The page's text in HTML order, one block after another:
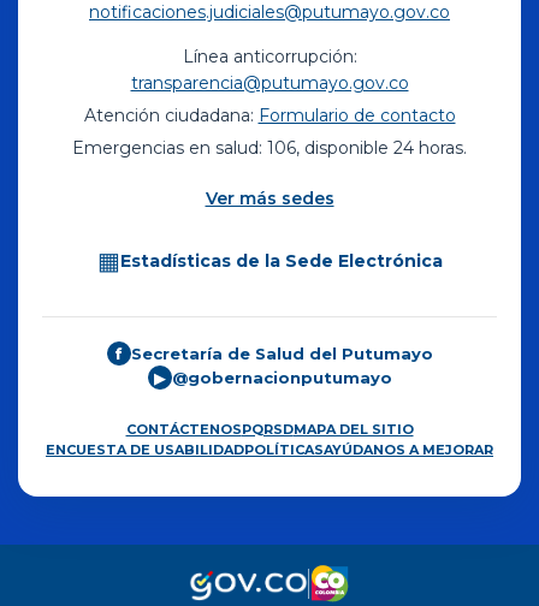
notificaciones.judiciales@putumayo.gov.co
Línea anticorrupción:
transparencia@putumayo.gov.co
Atención ciudadana: Formulario de contacto
Emergencias en salud: 106, disponible 24 horas.
Ver más sedes
▦Estadísticas de la Sede Electrónica
f Secretaría de Salud del Putumayo
▶ @gobernacionputumayo
CONTÁCTENOSPQRSDMAPA DEL SITIO
ENCUESTA DE USABILIDADPOLÍTICASAYÚDANOS A MEJORAR